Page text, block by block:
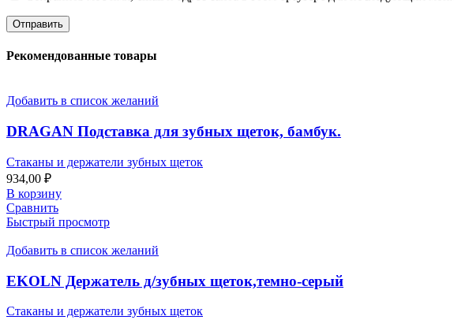
Рекомендованные товары
Добавить в список желаний
DRAGAN Подставка для зубных щеток, бамбук.
Стаканы и держатели зубных щеток
934,00 ₽
В корзину
Сравнить
Быстрый просмотр
Добавить в список желаний
EKOLN Держатель д/зубных щеток,темно-серый
Стаканы и держатели зубных щеток